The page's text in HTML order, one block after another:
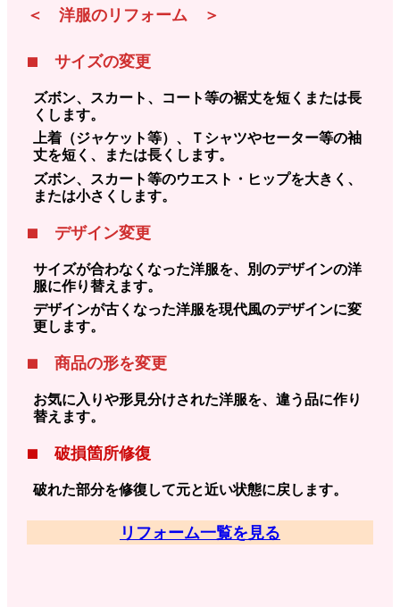
＜ 洋服のリフォーム ＞
■ サイズの変更
ズボン、スカート、コート等の裾丈を短くまたは長
くします。
上着（ジャケット等）、Ｔシャツやセーター等の袖
丈を短く、または長くします。
ズボン、スカート等のウエスト・ヒップを大きく、
または小さくします。
■ デザイン変更
サイズが合わなくなった洋服を、別のデザインの洋
服に作り替えます。
デザインが古くなった洋服を現代風のデザインに変
更します。
■ 商品の形を変更
お気に入りや形見分けされた洋服を、違う品に作り
替えます。
■ 破損箇所修復
破れた部分を修復して元と近い状態に戻します。
リフォーム一覧を見る